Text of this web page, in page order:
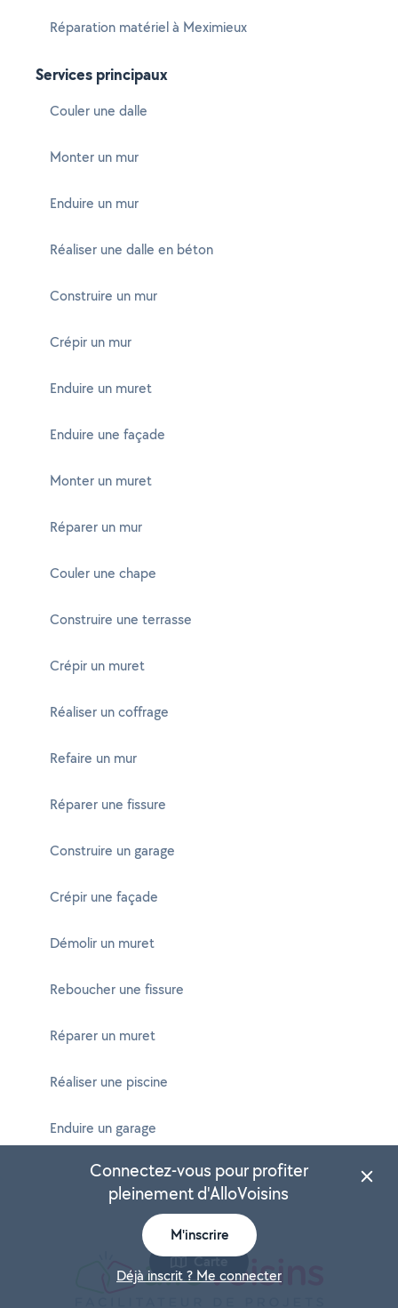
Réparation matériel à Meximieux
Services principaux
Couler une dalle
Monter un mur
Enduire un mur
Réaliser une dalle en béton
Construire un mur
Crépir un mur
Enduire un muret
Enduire une façade
Monter un muret
Réparer un mur
Couler une chape
Construire une terrasse
Crépir un muret
Réaliser un coffrage
Refaire un mur
Réparer une fissure
Construire un garage
Crépir une façade
Démolir un muret
Reboucher une fissure
Réparer un muret
Réaliser une piscine
Enduire un garage
Carte
Connectez-vous pour profiter
pleinement d'AlloVoisins
M'inscrire
Déjà inscrit ? Me connecter